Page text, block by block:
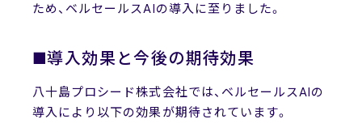
ため、ベルセールスAIの導入に至りました。
■導入効果と今後の期待効果
八十島プロシード株式会社では、ベルセールスAIの
導入により以下の効果が期待されています。